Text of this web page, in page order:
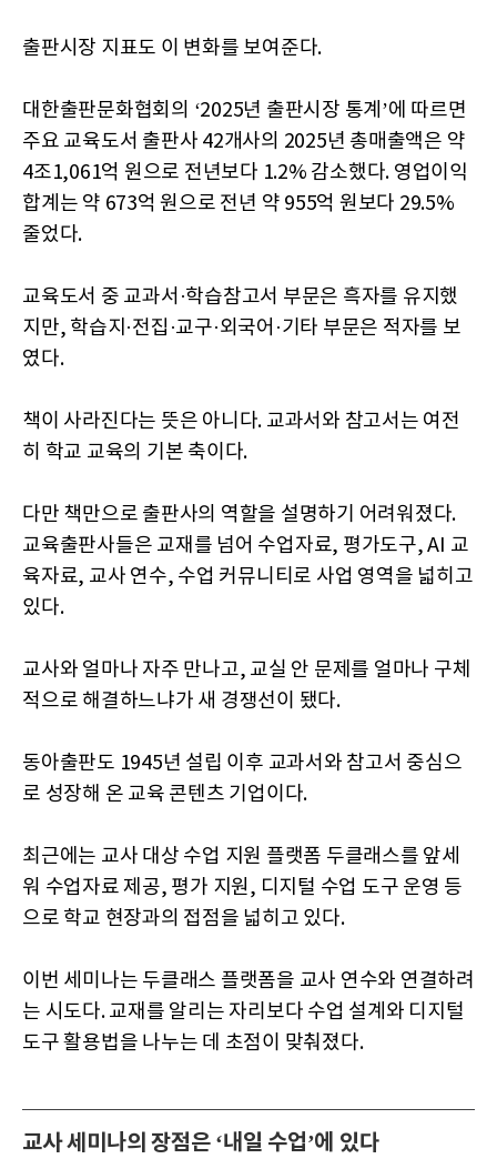
출판시장 지표도 이 변화를 보여준다.
대한출판문화협회의 ‘2025년 출판시장 통계’에 따르면
주요 교육도서 출판사 42개사의 2025년 총매출액은 약
4조1,061억 원으로 전년보다 1.2% 감소했다. 영업이익
합계는 약 673억 원으로 전년 약 955억 원보다 29.5%
줄었다.
교육도서 중 교과서·학습참고서 부문은 흑자를 유지했
지만, 학습지·전집·교구·외국어·기타 부문은 적자를 보
였다.
책이 사라진다는 뜻은 아니다. 교과서와 참고서는 여전
히 학교 교육의 기본 축이다.
다만 책만으로 출판사의 역할을 설명하기 어려워졌다.
교육출판사들은 교재를 넘어 수업자료, 평가도구, AI 교
육자료, 교사 연수, 수업 커뮤니티로 사업 영역을 넓히고
있다.
교사와 얼마나 자주 만나고, 교실 안 문제를 얼마나 구체
적으로 해결하느냐가 새 경쟁선이 됐다.
동아출판도 1945년 설립 이후 교과서와 참고서 중심으
로 성장해 온 교육 콘텐츠 기업이다.
최근에는 교사 대상 수업 지원 플랫폼 두클래스를 앞세
워 수업자료 제공, 평가 지원, 디지털 수업 도구 운영 등
으로 학교 현장과의 접점을 넓히고 있다.
이번 세미나는 두클래스 플랫폼을 교사 연수와 연결하려
는 시도다. 교재를 알리는 자리보다 수업 설계와 디지털
도구 활용법을 나누는 데 초점이 맞춰졌다.
교사 세미나의 장점은 ‘내일 수업’에 있다